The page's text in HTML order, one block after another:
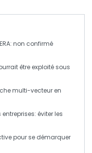
: non confirmé
être exploité sous
multi-vecteur en
éviter les
pour se démarquer